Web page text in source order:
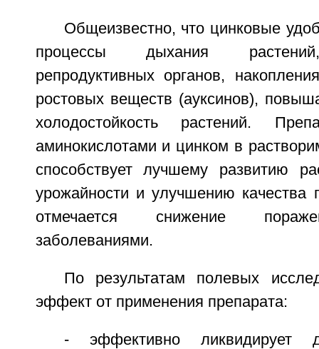
Общеизвестно, что цинковые
процессы дыхания
репродуктивных органов,
ростовых веществ (ауксинов),
холодостойкость растений.
аминокислотами и цинком в
способствует лучшему развитию
урожайности и улучшению качества
отмечается снижение
заболеваниями.
По результатам полевых
эффект от применения препарата:
- эффективно ликвидирует